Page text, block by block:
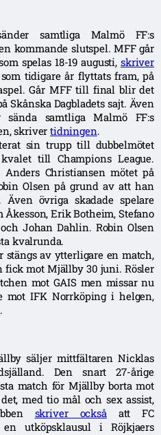
samtliga Malmö FF:s
kommande slutspel. MFF går
spelas 18-19 augusti,skriver
tidigare år flyttats fram, på
Går MFF till final blir det
Skånska Dagbladets sajt. Även
sända samtliga Malmö FF:s
skrivertidningen.
sin trupp till dubbelmötet
till Champions League.
Christiansen mötet på
Olsen på grund av att han
övriga skadade spelare
Erik Botheim, Stefano
Johan Dahlin. Robin Olsen
kvalrunda.
stängs av ytterligare en match,
fick mot Mjällby 30 juni. Rösler
mot GAIS men missar nu
mot IFK Norrköping i helgen,
.
säljer mittfältaren Nicklas
Den snart 27-årige
match för Mjällby borta mot
med tio mål och sex assist,
skriver ocksåatt FC
utköpsklausul i Röjkjaers